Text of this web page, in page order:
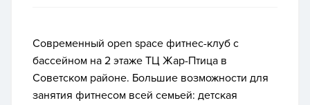
Современный open space фитнес-клуб с
бассейном на 2 этаже ТЦ Жар-Птица в
Советском районе. Большие возможности для
занятия фитнесом всей семьей: детская